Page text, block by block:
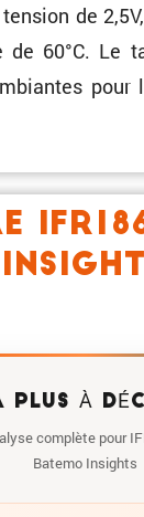
de
de 60°C. Le
pour
PLUS À
complète pour
Batemo Insights